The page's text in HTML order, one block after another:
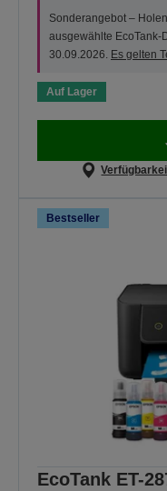
Sonderangebot –
ausgewählte EcoTank-
30.09.2026. Es gelten
Auf Lager
Bestseller
EcoTank ET-